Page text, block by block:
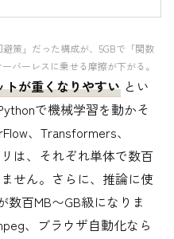
策」だった構成が、5GBで「関数
バーレスに乗せる摩擦が下がる。
トが重くなりやすい とい
で機械学習を動かそ
、Transformers、
は、それぞれ単体で数百
せん。さらに、推論に使
数百MB〜GB級になりま
、ブラウザ自動化なら